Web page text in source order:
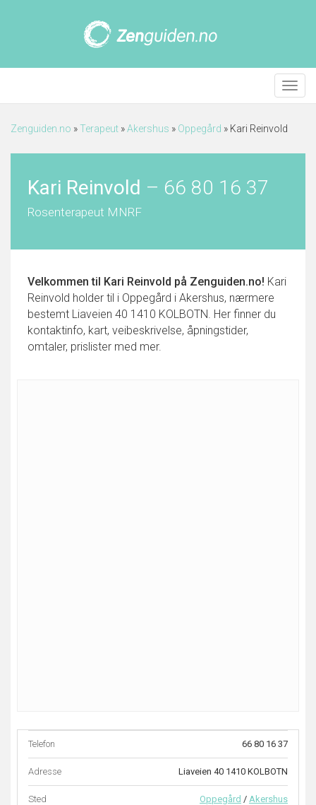
Meny
Zenguiden.no »Terapeut »Akershus » Oppegård » Kari Reinvold
Kari Reinvold – 66 80 16 37
Rosenterapeut MNRF
Velkommen til Kari Reinvold på Zenguiden.no! Kari
Reinvold holder til i Oppegård i Akershus, nærmere
bestemt Liaveien 40 1410 KOLBOTN. Her finner du
kontaktinfo, kart, veibeskrivelse, åpningstider,
omtaler, prislister med mer.
Telefon 66 80 16 37
Adresse Liaveien 40 1410 KOLBOTN
Sted Oppegård / Akershus